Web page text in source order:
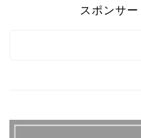
スポンサー